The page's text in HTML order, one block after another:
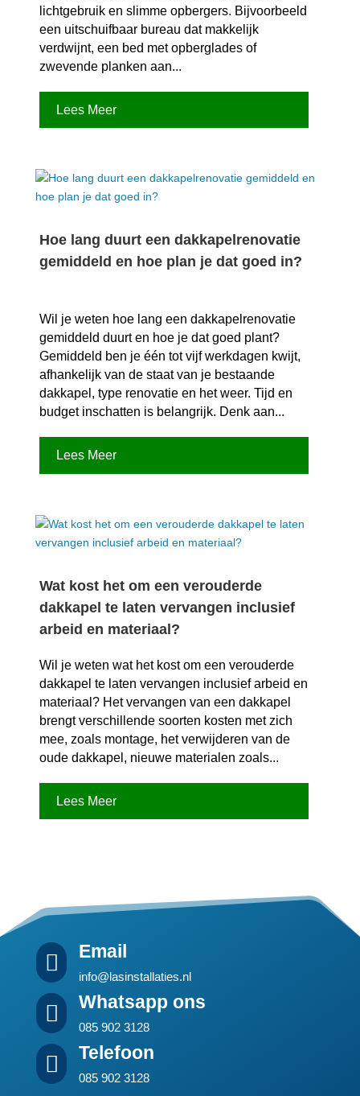
lichtgebruik en slimme opbergers.​ Bijvoorbeeld
een uitschuifbaar bureau dat makkelijk
verdwijnt, een bed met opberglades of
zwevende planken aan...
Lees Meer
Hoe lang duurt een dakkapelrenovatie
gemiddeld en hoe plan je dat goed in?
Wil je weten hoe lang een dakkapelrenovatie
gemiddeld duurt en hoe je dat goed plant?
Gemiddeld ben je één tot vijf werkdagen kwijt,
afhankelijk van de staat van je bestaande
dakkapel, type renovatie en het weer.​ Tijd en
budget inschatten is belangrijk.​ Denk aan...
Lees Meer
Wat kost het om een verouderde
dakkapel te laten vervangen inclusief
arbeid en materiaal?
Wil je weten wat het kost om een verouderde
dakkapel te laten vervangen inclusief arbeid en
materiaal? Het vervangen van een dakkapel
brengt verschillende soorten kosten met zich
mee, zoals montage, het verwijderen van de
oude dakkapel, nieuwe materialen zoals...
Lees Meer
 Email
info@lasinstallaties.nl
 Whatsapp ons
085 902 3128
 Telefoon
085 902 3128